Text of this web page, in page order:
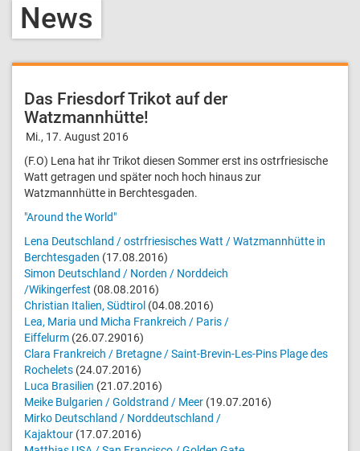
News
Das Friesdorf Trikot auf der
Watzmannhütte!
Mi., 17. August 2016
(F.O) Lena hat ihr Trikot diesen Sommer erst ins ostrfriesische
Watt getragen und später noch hoch hinaus zur
Watzmannhütte in Berchtesgaden.
"Around the World"
Lena Deutschland / ostrfriesisches Watt / Watzmannhütte in
Berchtesgaden (17.08.2016)
Simon Deutschland / Norden / Norddeich
/Wikingerfest (08.08.2016)
Christian Italien, Südtirol (04.08.2016)
Lea, Maria und Micha Frankreich / Paris /
Eiffelurm (26.07.29016)
Clara Frankreich / Bretagne / Saint-Brevin-Les-Pins Plage des
Rochelets (24.07.2016)
Luca Brasilien (21.07.2016)
Meike Bulgarien / Goldstrand / Meer (19.07.2016)
Mirko Deutschland / Norddeutschland /
Kajaktour (17.07.2016)